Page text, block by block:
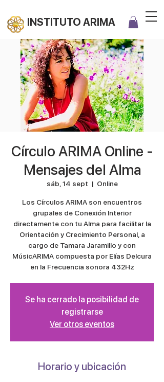
INSTITUTO ARIMA
Círculo ARIMA Online -
Mensajes del Alma
sáb, 14 sept
  |
Online
Los Círculos ARIMA son encuentros
grupales de Conexión Interior
directamente con tu Alma para facilitar la
Orientación y Crecimiento Personal, a
cargo de Tamara Jaramillo y con
MúsicARIMA compuesta por Elías Delcura
en la Frecuencia sonora 432Hz
Se ha cerrado la posibilidad de
registrarse
Ver otros eventos
Horario y ubicación